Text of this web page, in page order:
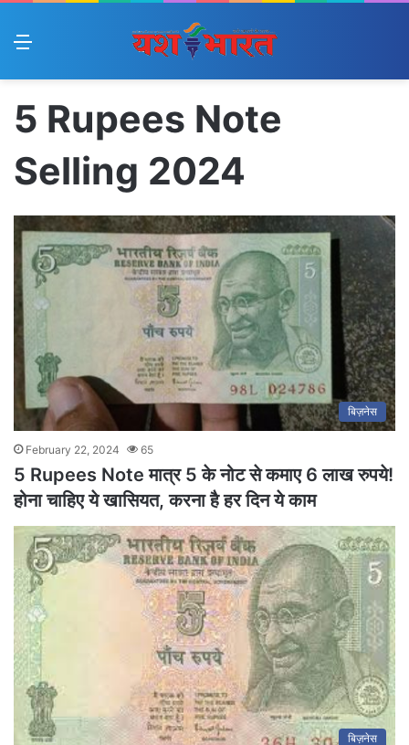
Menu
5 Rupees Note
Selling 2024
बिज़नेस
February 22, 2024 65
5 Rupees Note मात्र 5 के नोट से कमाए 6 लाख रुपये!
होना चाहिए ये खासियत, करना है हर दिन ये काम
बिज़नेस